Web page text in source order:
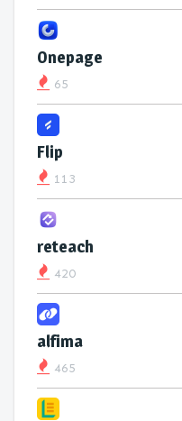
Onepage
65
Flip
113
reteach
420
alfima
465